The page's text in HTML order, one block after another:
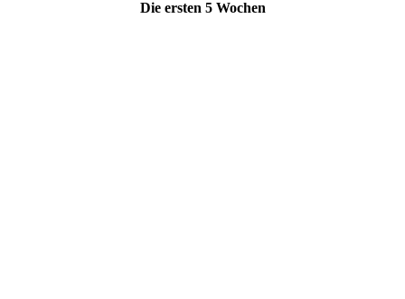
Die ersten 5 Wochen